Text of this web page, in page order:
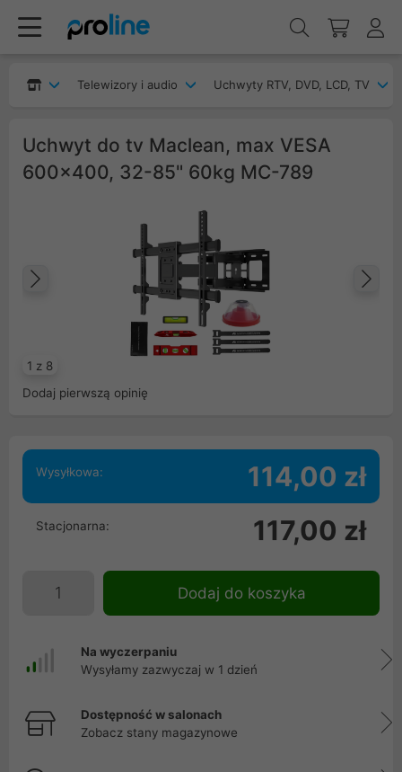
Telewizory i audio Uchwyty RTV, DVD, LCD, TV
Uchwyt do tv Maclean, max VESA
600x400, 32-85" 60kg MC-789
1 z 8
Poprzedni
Dodaj pierwszą opinię
Wysyłkowa: 114,00 zł
Stacjonarna: 117,00 zł
Dodaj do koszyka
Na wyczerpaniu
Wysyłamy zazwyczaj w 1 dzień
Dostępność w salonach
Zobacz stany magazynowe